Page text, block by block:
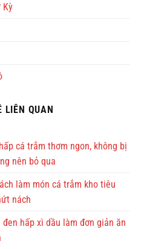
Kỳ
LIÊN QUAN
cá trắm thơm ngon, không bị
nên bỏ qua
làm món cá trắm kho tiêu
nách
đen hấp xì dầu làm đơn giản ăn